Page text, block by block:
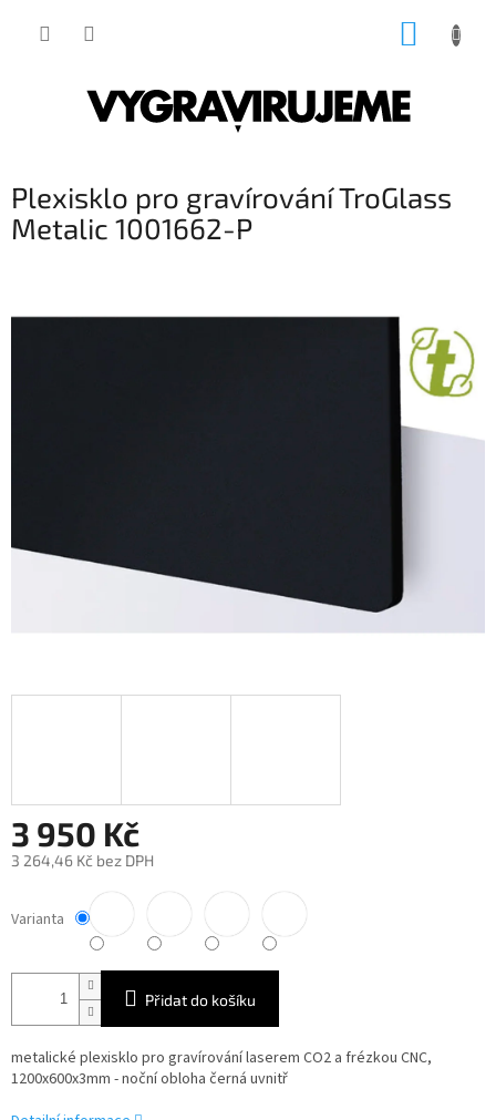
Plexisklo pro gravírování TroGlass
Metalic 1001662-P
3 950 Kč
3 264,46 Kč bez DPH
cena:
Varianta
Přidat do košíku
metalické plexisklo pro gravírování laserem CO2 a frézkou CNC,
1200x600x3mm - noční obloha černá uvnitř